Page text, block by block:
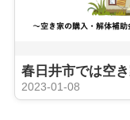
2023-01-08